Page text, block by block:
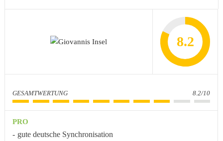
8.2
GESAMTWERTUNG 8.2/10
PRO
gute deutsche Synchronisation